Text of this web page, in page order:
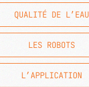
QUALITÉ DE L’EAU
LES ROBOTS
L’APPLICATION